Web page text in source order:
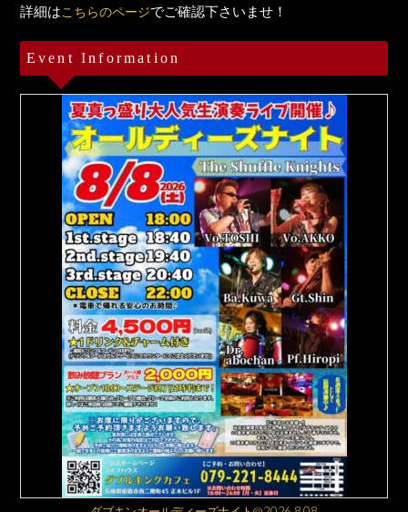
詳細はこちらのページでご確認下さいませ！
Event Information